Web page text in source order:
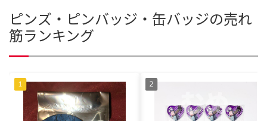
ピンズ・ピンバッジ・缶バッジの売れ
筋ランキング